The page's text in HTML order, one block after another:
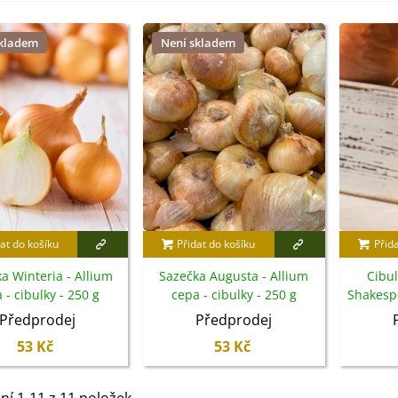
- 3 ks
Kč
Mont Blanc -
- cibuloviny -...
Kč
alpská modrá -
alpestris -...
29 Kč
do košíku
Winteria - Allium
- cibulky - 250 g
Předprodej
53 Kč
Není skladem
Přidat do košíku
Sazečka Augusta - Allium
cepa - cibulky - 250 g
Předprodej
53 Kč